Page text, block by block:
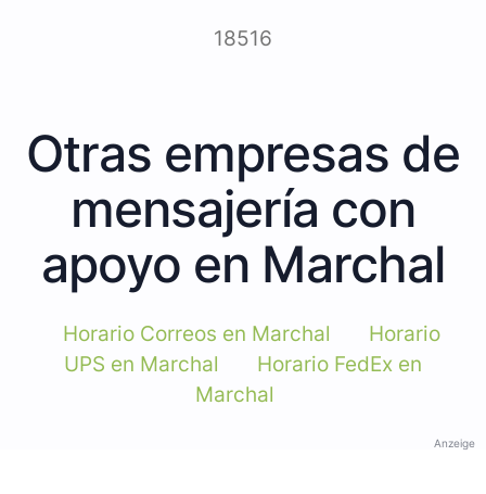
18516
Otras empresas de
mensajería con
apoyo en Marchal
Horario Correos en Marchal
Horario
UPS en Marchal
Horario FedEx en
Marchal
Anzeige